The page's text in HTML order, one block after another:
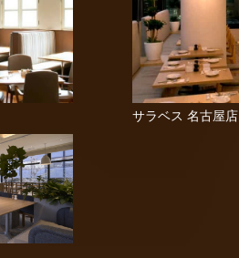
サラベス 名古屋店